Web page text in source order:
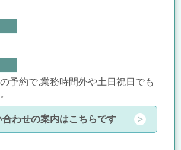
予約で,業務時間外や土日祝日でも
わせの案内はこちらです